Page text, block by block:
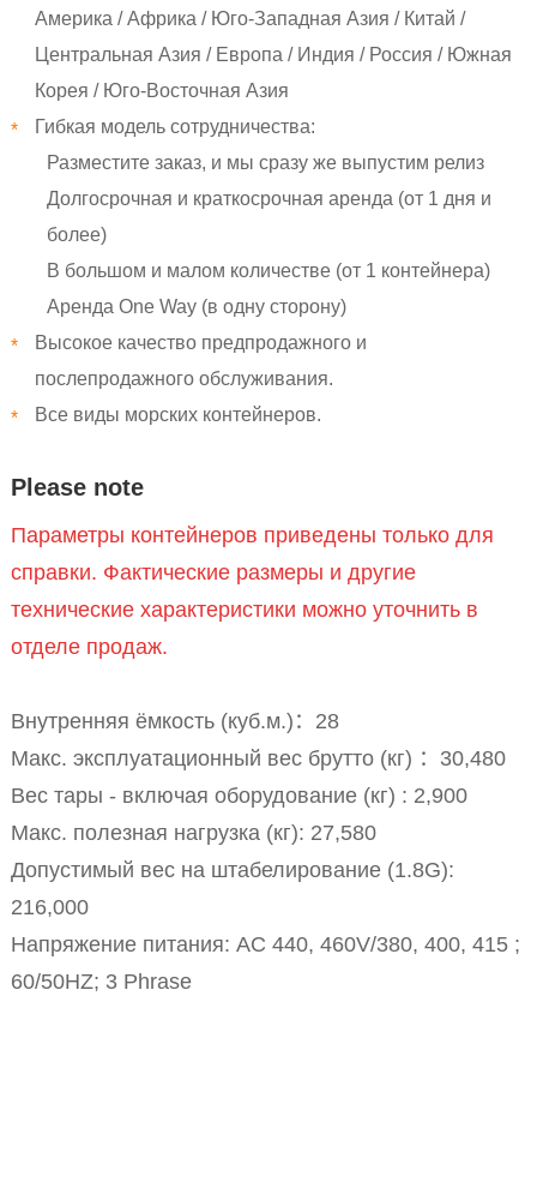
Америка / Африка / Юго-Западная Азия / Китай /
Центральная Азия / Европа / Индия / Россия / Южная
Корея / Юго-Восточная Азия
*
Гибкая модель сотрудничества:
Разместите заказ, и мы сразу же выпустим релиз
Долгосрочная и краткосрочная аренда (от 1 дня и
более)
В большом и малом количестве (от 1 контейнера)
Аренда One Way (в одну сторону)
*
Высокое качество предпродажного и
послепродажного обслуживания.
*
Все виды морских контейнеров.
Please note
Параметры контейнеров приведены только для
справки. Фактические размеры и другие
технические характеристики можно уточнить в
отделе продаж.
Внутренняя ёмкость (куб.м.)：28
Макс. эксплуатационный вес брутто (кг) ：30,480
Вес тары - включая оборудование (кг) : 2,900
Макс. полезная нагрузка (кг): 27,580
Допустимый вес на штабелирование (1.8G):
216,000
Напряжение питания: AC 440, 460V/380, 400, 415 ;
60/50HZ; 3 Phrase